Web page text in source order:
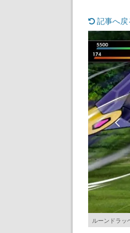
記事へ戻
ルーンドラッ